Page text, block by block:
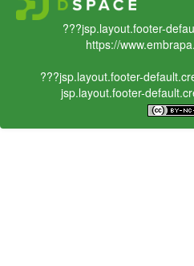
???jsp.layout.footer-
https://
???jsp.layout.footer-
jsp.layout.footer-